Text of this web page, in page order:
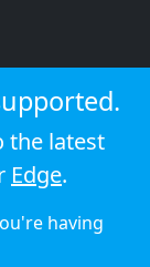
the latest
Edge.
having